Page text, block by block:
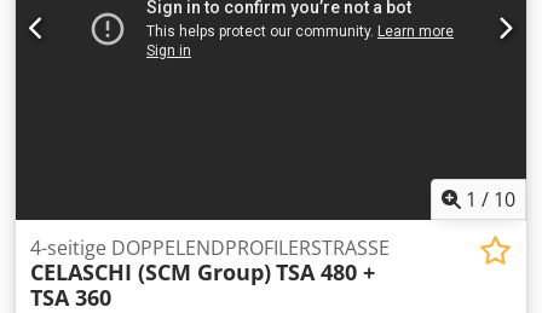
1 / 10
4-seitige DOPPELENDPROFILERSTRASSE
CELASCHI (SCM Group)TSA 480 +
TSA 360